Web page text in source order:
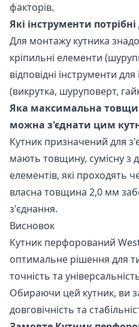
факторів.
Які інструменти
Для монтажу кутника
кріпильні елементи
відповідні інструменти
(викрутка, шуруповерт,
Яка максимальна
можна з'єднати цим
Кутник призначений для
мають товщину, сумісну з
елементів, які проходять
власна товщина 2,0 мм
з'єднання.
Висновок
Кутник перфорований
оптимальне рішення для
точність та
Обираючи цей кутник, ви
довговічність та